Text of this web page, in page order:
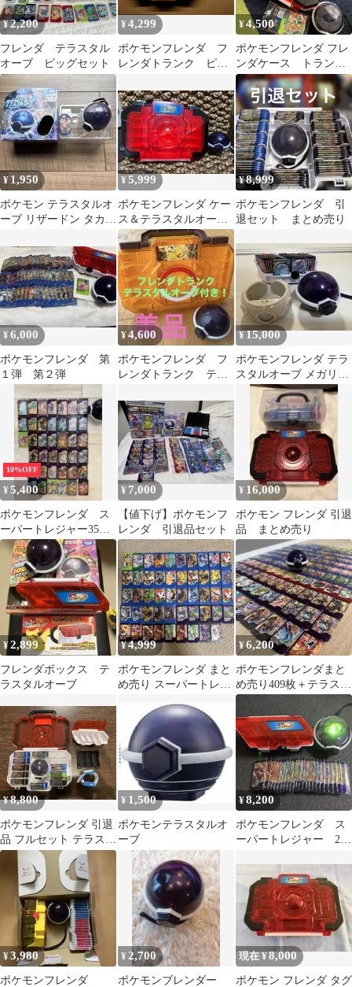
¥2,200
フレンダ テラスタル
オーブ ピッグセット
¥4,299
ポケモンフレンダ フ
レンダトランク ピカ
タルオーブDX
¥4,500
ポケモンフレンダ フレ
ンダケース トランク
テラスタルオーブ
¥1,950
ポケモン テラスタルオ
ーブ リザードン タカラ
¥5,999
ポケモンフレンダ ケー
ス＆テラスタルオーブ
&ピックセット
¥8,999
ポケモンフレンダ 引
退セット まとめ売り
¥6,000
ポケモンフレンダ 第
１弾 第２弾
¥4,600
ポケモンフレンダ フ
レンダトランク テラ
¥15,000
ポケモンフレンダ テラ
スタルオーブ メガリン
グ フレンダピックセッ
ト ケースあり
10%OFF
¥5,400
ポケモンフレンダ ス
ーパートレジャー35
枚 テラスタルオーブ
付き 引退品
¥ 7,000
【値下げ】ポケモンフ
レンダ 引退品セット
¥ 16,000
ポケモン フレンダ 引退
品 まとめ売り
¥2,899
フレンダボックス テ
ラスタルオーブ
¥ 4,999
ポケモンフレンダ まと
め売り スーパートレジ
ルオーブRV
¥6,200
ポケモンフレンダまと
め売り409枚＋テラスタ
ルオーブセット
¥8,800
ポケモンフレンダ 引退
品 フルセット テラスタ
ルオーブ フレンダトラ
ンクセット
¥ 1,500
ポケモンテラスタルオ
ーブ
¥8,200
ポケモンフレンダ ス
ーパートレジャー 26
¥3,980
ポケモンフレンダ
¥ 2,700
ポケモンブレンダー
現在 ¥8,000
ポケモン フレンダ タグ